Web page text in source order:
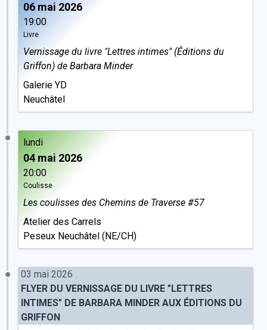
06 mai 2026
19:00
Livre
Vernissage du livre "Lettres intimes" (Éditions du
Griffon) de Barbara Minder
Galerie YD
Neuchâtel
lundi
04 mai 2026
20:00
Coulisse
Les coulisses des Chemins de Traverse #57
Atelier des Carrels
Peseux Neuchâtel (NE/CH)
03 mai 2026
FLYER DU VERNISSAGE DU LIVRE "LETTRES
INTIMES" DE BARBARA MINDER AUX ÉDITIONS DU
GRIFFON